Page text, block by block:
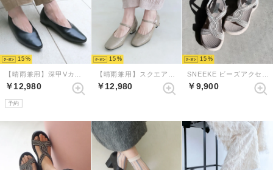
15
￥12,980
予約
15
￥12,980
15
￥9,900